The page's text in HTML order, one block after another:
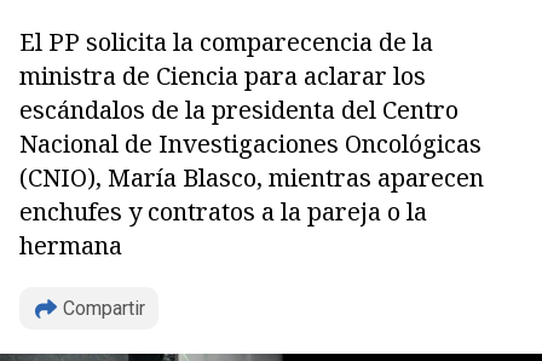
El PP solicita la comparecencia de la
ministra de Ciencia para aclarar los
escándalos de la presidenta del Centro
Nacional de Investigaciones Oncológicas
(CNIO), María Blasco, mientras aparecen
enchufes y contratos a la pareja o la
hermana
Compartir